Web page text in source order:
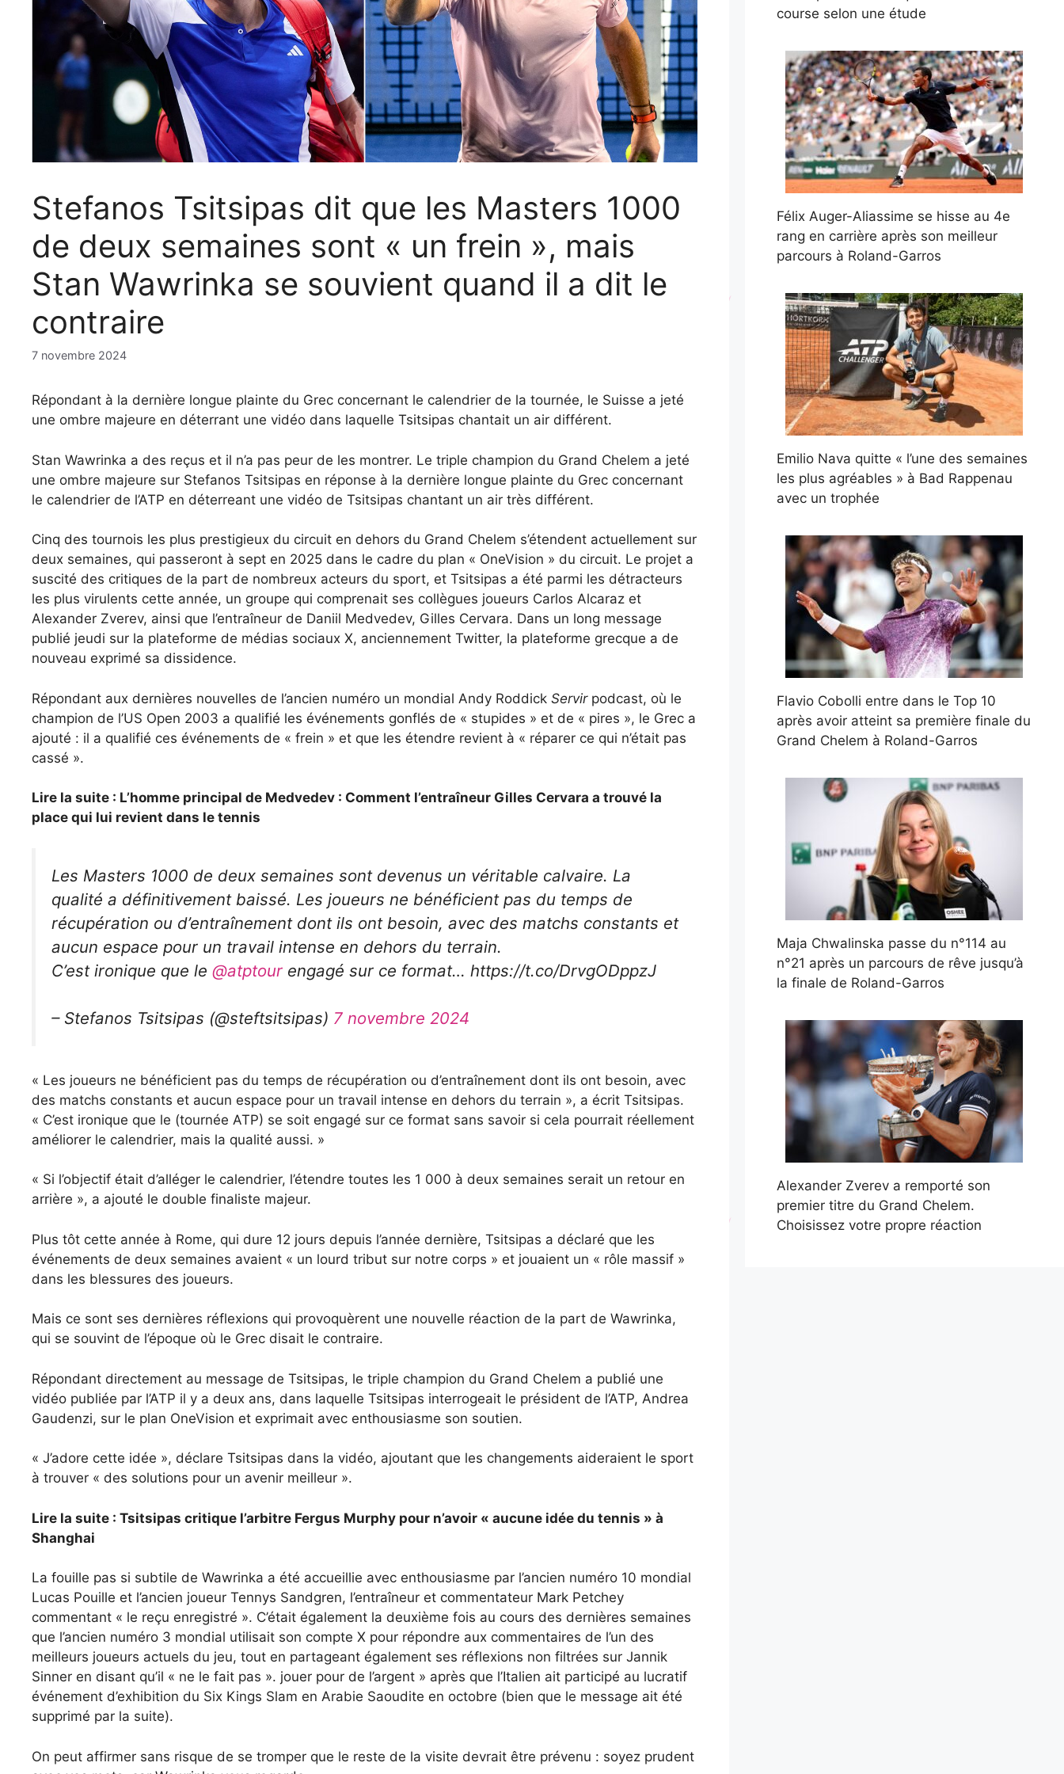
Stefanos Tsitsipas dit que les Masters 1000
de deux semaines sont « un frein », mais
Stan Wawrinka se souvient quand il a dit le
contraire
7 novembre 2024
Répondant à la dernière longue plainte du Grec concernant le calendrier de la tournée, le Suisse a jeté
une ombre majeure en déterrant une vidéo dans laquelle Tsitsipas chantait un air différent.
Stan Wawrinka a des reçus et il n’a pas peur de les montrer. Le triple champion du Grand Chelem a jeté
une ombre majeure sur Stefanos Tsitsipas en réponse à la dernière longue plainte du Grec concernant
le calendrier de l’ATP en déterreant une vidéo de Tsitsipas chantant un air très différent.
Cinq des tournois les plus prestigieux du circuit en dehors du Grand Chelem s’étendent actuellement sur
deux semaines, qui passeront à sept en 2025 dans le cadre du plan « OneVision » du circuit. Le projet a
suscité des critiques de la part de nombreux acteurs du sport, et Tsitsipas a été parmi les détracteurs
les plus virulents cette année, un groupe qui comprenait ses collègues joueurs Carlos Alcaraz et
Alexander Zverev, ainsi que l’entraîneur de Daniil Medvedev, Gilles Cervara. Dans un long message
publié jeudi sur la plateforme de médias sociaux X, anciennement Twitter, la plateforme grecque a de
nouveau exprimé sa dissidence.
Répondant aux dernières nouvelles de l’ancien numéro un mondial Andy Roddick Servirpodcast, où le
champion de l’US Open 2003 a qualifié les événements gonflés de « stupides » et de « pires », le Grec a
ajouté : il a qualifié ces événements de « frein » et que les étendre revient à « réparer ce qui n’était pas
cassé ».
Lire la suite : L’homme principal de Medvedev : Comment l’entraîneur Gilles Cervara a trouvé la
place qui lui revient dans le tennis
Les Masters 1000 de deux semaines sont devenus un véritable calvaire. La
qualité a définitivement baissé. Les joueurs ne bénéficient pas du temps de
récupération ou d’entraînement dont ils ont besoin, avec des matchs constants et
aucun espace pour un travail intense en dehors du terrain.
C’est ironique que le @atptour engagé sur ce format… https://t.co/DrvgODppzJ
– Stefanos Tsitsipas (@steftsitsipas) 7 novembre 2024
« Les joueurs ne bénéficient pas du temps de récupération ou d’entraînement dont ils ont besoin, avec
des matchs constants et aucun espace pour un travail intense en dehors du terrain », a écrit Tsitsipas.
« C’est ironique que le (tournée ATP) se soit engagé sur ce format sans savoir si cela pourrait réellement
améliorer le calendrier, mais la qualité aussi. »
« Si l’objectif était d’alléger le calendrier, l’étendre toutes les 1 000 à deux semaines serait un retour en
arrière », a ajouté le double finaliste majeur.
Plus tôt cette année à Rome, qui dure 12 jours depuis l’année dernière, Tsitsipas a déclaré que les
événements de deux semaines avaient « un lourd tribut sur notre corps » et jouaient un « rôle massif »
dans les blessures des joueurs.
Mais ce sont ses dernières réflexions qui provoquèrent une nouvelle réaction de la part de Wawrinka,
qui se souvint de l’époque où le Grec disait le contraire.
Répondant directement au message de Tsitsipas, le triple champion du Grand Chelem a publié une
vidéo publiée par l’ATP il y a deux ans, dans laquelle Tsitsipas interrogeait le président de l’ATP, Andrea
Gaudenzi, sur le plan OneVision et exprimait avec enthousiasme son soutien.
« J’adore cette idée », déclare Tsitsipas dans la vidéo, ajoutant que les changements aideraient le sport
à trouver « des solutions pour un avenir meilleur ».
Lire la suite : Tsitsipas critique l’arbitre Fergus Murphy pour n’avoir « aucune idée du tennis » à
Shanghai
La fouille pas si subtile de Wawrinka a été accueillie avec enthousiasme par l’ancien numéro 10 mondial
Lucas Pouille et l’ancien joueur Tennys Sandgren, l’entraîneur et commentateur Mark Petchey
commentant « le reçu enregistré ». C’était également la deuxième fois au cours des dernières semaines
que l’ancien numéro 3 mondial utilisait son compte X pour répondre aux commentaires de l’un des
meilleurs joueurs actuels du jeu, tout en partageant également ses réflexions non filtrées sur Jannik
Sinner en disant qu’il « ne le fait pas ». jouer pour de l’argent » après que l’Italien ait participé au lucratif
événement d’exhibition du Six Kings Slam en Arabie Saoudite en octobre (bien que le message ait été
supprimé par la suite).
On peut affirmer sans risque de se tromper que le reste de la visite devrait être prévenu : soyez prudent
course selon une étude
Félix Auger-Aliassime se hisse au 4e
rang en carrière après son meilleur
parcours à Roland-Garros
Emilio Nava quitte « l’une des semaines
les plus agréables » à Bad Rappenau
avec un trophée
Flavio Cobolli entre dans le Top 10
après avoir atteint sa première finale du
Grand Chelem à Roland-Garros
Maja Chwalinska passe du n°114 au
n°21 après un parcours de rêve jusqu’à
la finale de Roland-Garros
Alexander Zverev a remporté son
premier titre du Grand Chelem.
Choisissez votre propre réaction